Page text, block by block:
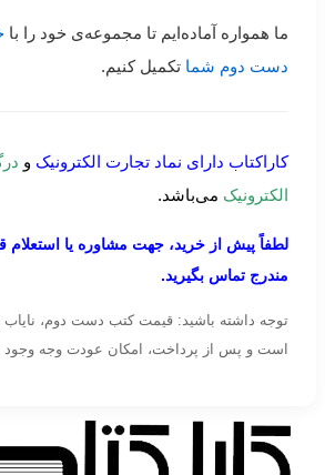
ما همواره آماده‌ایم تا مجموعه‌ی خود را با
دست دوم شما تکمیل کنیم.
کاراکتاب دارای نماد تجارت الکترونیک و
الکترونیک می‌باشد.
لطفاً پیش از خرید، جهت مشاوره یا استعلام
مندرج تماس بگیرید.
توجه داشته باشید: قیمت کتب دست دوم، نایاب
است و پس از پرداخت، امکان عودت وجه وجود